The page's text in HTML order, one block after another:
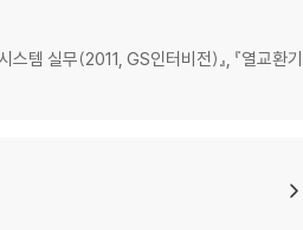
템 실무(2011, GS인터비전)』, 『열교환기